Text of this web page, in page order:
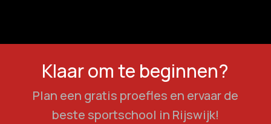
Klaar om te beginnen?
Plan een gratis proefles en ervaar de
beste sportschool in Rijswijk!